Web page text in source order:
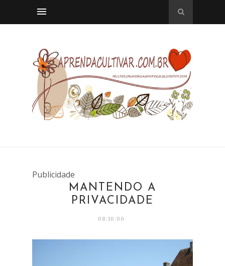
Publicidade
MANTENDO A
PRIVACIDADE
08:16:00